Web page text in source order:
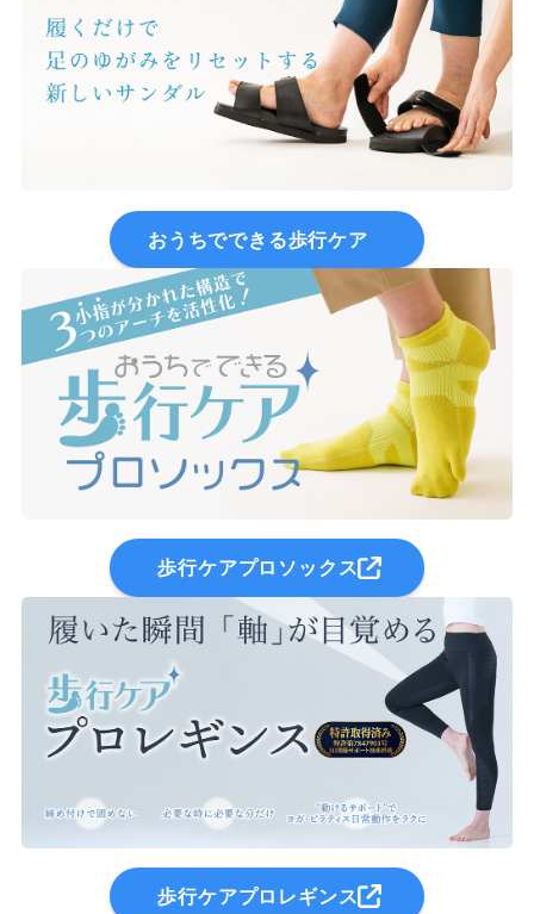
おうちでできる歩行ケア
歩行ケアプロソックス
歩行ケアプロレギンス